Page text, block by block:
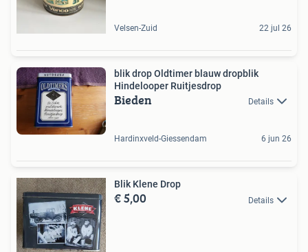
Velsen-Zuid 22 jul 26
blik drop Oldtimer blauw dropblik
Hindelooper Ruitjesdrop
Bieden Details
Hardinxveld-Giessendam 6 jun 26
Blik Klene Drop
€ 5,00 Details